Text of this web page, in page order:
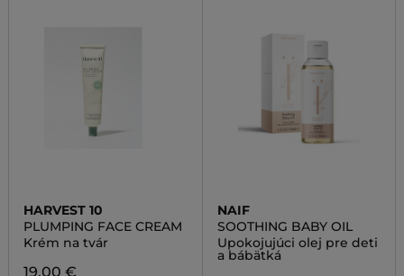
HARVEST 10
PLUMPING FACE CREAM
Krém na tvár
19,00 €
NAIF
SOOTHING BABY OIL
Upokojujúci olej pre deti
a bábätká